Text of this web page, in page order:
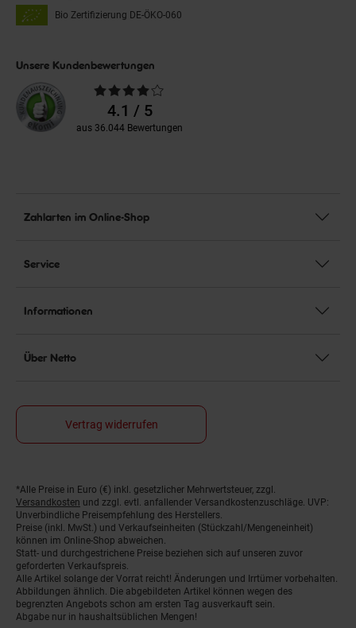
Bio Zertifizierung DE-ÖKO-060
Unsere Kundenbewertungen
Durchschnittliche
Bewertungen4.1 / 5
aus 36.044 Bewertungen
Zahlarten im Online-Shop
Service
Informationen
Über Netto
Vertrag widerrufen
Fußnoten
*Alle Preise in Euro (€) inkl. gesetzlicher Mehrwertsteuer, zzgl.
Versandkosten und zzgl. evtl. anfallender Versandkostenzuschläge. UVP:
Unverbindliche Preisempfehlung des Herstellers.
Preise (inkl. MwSt.) und Verkaufseinheiten (Stückzahl/Mengeneinheit)
können im Online-Shop abweichen.
Statt- und durchgestrichene Preise beziehen sich auf unseren zuvor
geforderten Verkaufspreis.
Alle Artikel solange der Vorrat reicht! Änderungen und Irrtümer vorbehalten.
Abbildungen ähnlich. Die abgebildeten Artikel können wegen des
begrenzten Angebots schon am ersten Tag ausverkauft sein.
Abgabe nur in haushaltsüblichen Mengen!